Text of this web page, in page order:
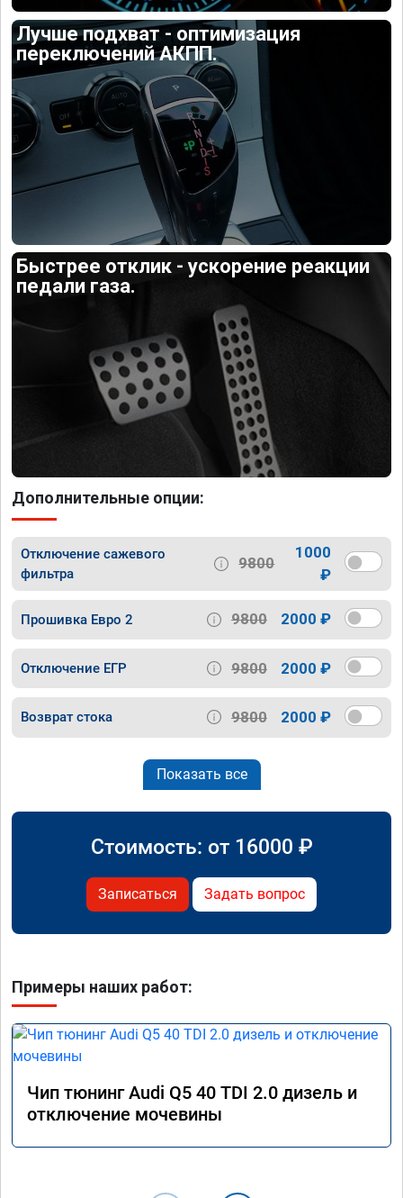
Лучше подхват - оптимизация
переключений АКПП.
Быстрее отклик - ускорение реакции
педали газа.
Дополнительные опции:
Отключение сажевого
фильтра
9800
1000
₽
Прошивка Евро 2 9800 2000 ₽
Отключение ЕГР 9800 2000 ₽
Возврат стока 9800 2000 ₽
Показать все
Стоимость: от 16000 ₽
Записаться Задать вопрос
Примеры наших работ:
Чип тюнинг Audi Q5 40 TDI 2.0 дизель и
отключение мочевины